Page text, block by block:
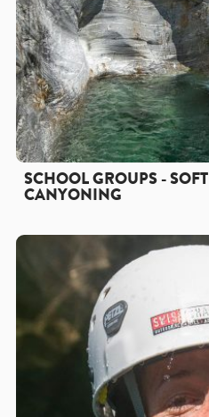
SCHOOL GROUPS - SOFT
CANYONING